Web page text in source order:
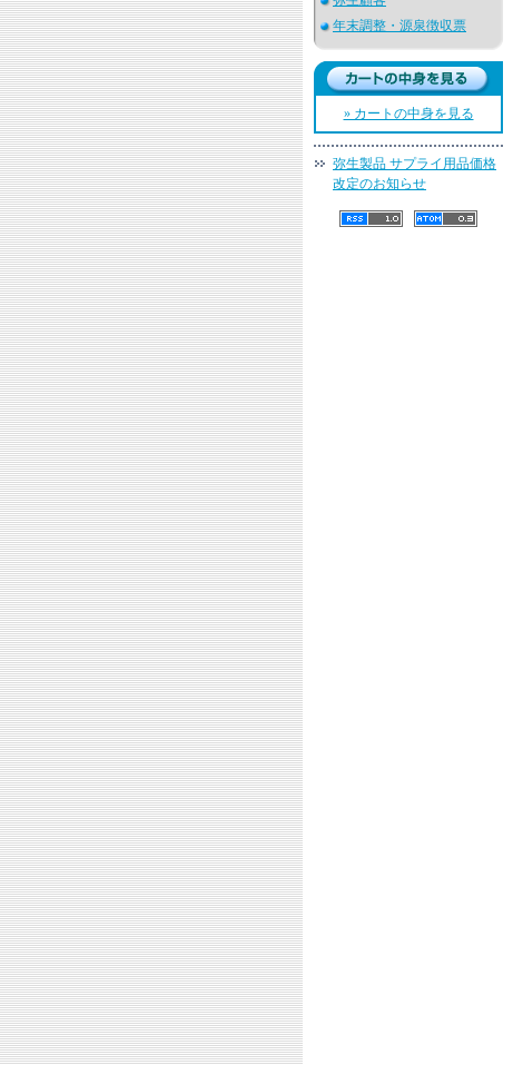
年末調整・源泉徴収票
» カートの中身を見る
弥生製品 サプライ用品価格
改定のお知らせ